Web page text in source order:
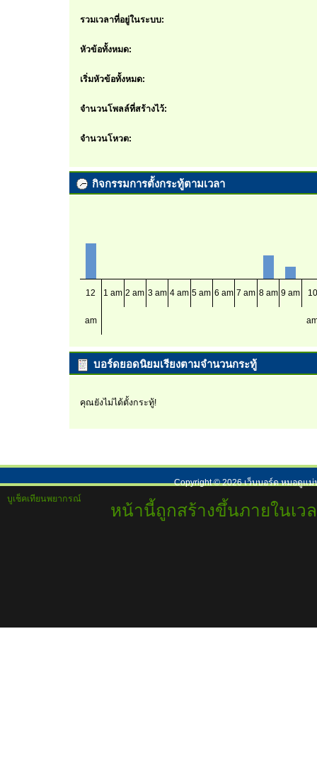
รวมเวลาที่อยู่ในระบบ:
หัวข้อทั้งหมด:
เริ่มหัวข้อทั้งหมด:
จำนวนโพลล์ที่สร้างไว้:
จำนวนโหวต:
กิจกรรมการตั้งกระทู้ตามเวลา
12
am
1 am 2 am 3 am 4 am 5 am 6 am 7 am 8 am 9 am 10
บอร์ดยอดนิยมเรียงตามจำนวนกระทู้
คุณยังไม่ได้ตั้งกระทู้!
Copyright ©2026เว็บบอร์ด หมอดูแม่
บูเช็คเทียนพยากรณ์
หน้านี้ถูกสร้างขึ้นภายในเว